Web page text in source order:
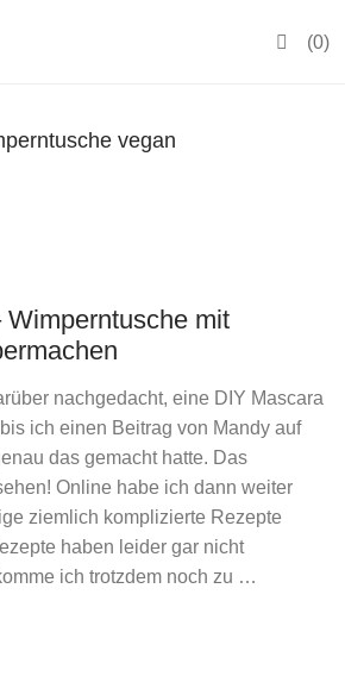
0
vegan
mit
nachgedacht, eine DIY Mascara
ich einen Beitrag von Mandy auf
das gemacht hatte. Das
Online habe ich dann weiter
ziemlich komplizierte Rezepte
haben leider gar nicht
ich trotzdem noch zu …